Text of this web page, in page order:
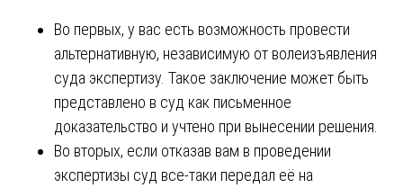
Во первых, у вас есть возможность провести
альтернативную, независимую от волеизъявления
суда экспертизу. Такое заключение может быть
представлено в суд как письменное
доказательство и учтено при вынесении решения.
Во вторых, если отказав вам в проведении
экспертизы суд все-таки передал её на